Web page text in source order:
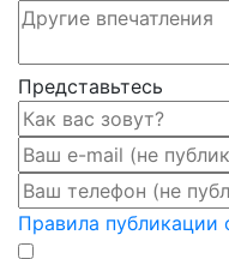
Представьтесь
Правила публикации